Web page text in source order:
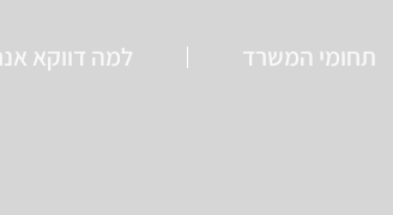
תחומי המשרד למה דווקא